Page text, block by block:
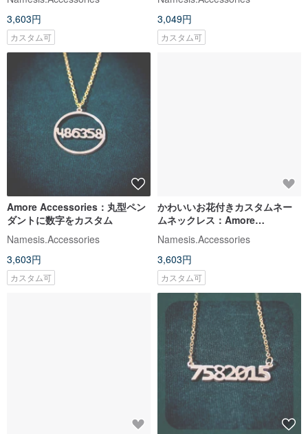
3,603円
カスタム可
3,049円
カスタム可
Amore Accessories：丸型ペン
ダントに数字をカスタム
Namesis.Accessories
3,603円
カスタム可
かわいいお花付きカスタムネー
ムネックレス：Amore
Accessories
Namesis.Accessories
3,603円
カスタム可